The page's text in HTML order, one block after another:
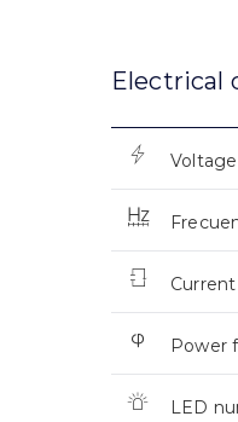
Electrical
Power
LED